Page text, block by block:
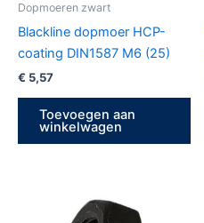
Dopmoeren zwart
Blackline dopmoer HCP-
coating DIN1587 M6 (25)
€ 5,57
Toevoegen aan
winkelwagen